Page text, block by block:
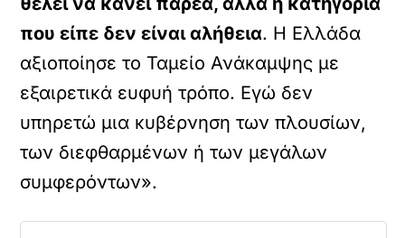
που είπε δεν είναι αλήθεια. Η Ελλάδα
αξιοποίησε το Ταμείο Ανάκαμψης με
εξαιρετικά ευφυή τρόπο. Εγώ δεν
υπηρετώ μια κυβέρνηση των πλουσίων,
των διεφθαρμένων ή των μεγάλων
συμφερόντων».